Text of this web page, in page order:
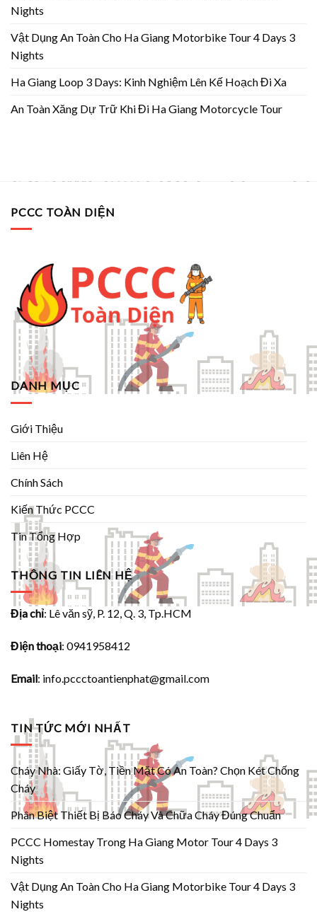
Nights
Vật Dụng An Toàn Cho Ha Giang Motorbike Tour 4 Days 3
Nights
Ha Giang Loop 3 Days: Kinh Nghiệm Lên Kế Hoạch Đi Xa
An Toàn Xăng Dự Trữ Khi Đi Ha Giang Motorcycle Tour
PCCC TOÀN DIỆN
DANH MỤC
Giới Thiệu
Liên Hệ
Chính Sách
Kiến Thức PCCC
Tin Tổng Hợp
THÔNG TIN LIÊN HỆ
Địa chỉ: Lê văn sỹ, P. 12, Q. 3, Tp.HCM
Điện thoại: 0941958412
Email: info.pccctoantienphat@gmail.com
TIN TỨC MỚI NHẤT
Cháy Nhà: Giấy Tờ, Tiền Mặt Có An Toàn? Chọn Két Chống
Cháy
Phân Biệt Thiết Bị Báo Cháy Và Chữa Cháy Đúng Chuẩn
PCCC Homestay Trong Ha Giang Motor Tour 4 Days 3
Nights
Vật Dụng An Toàn Cho Ha Giang Motorbike Tour 4 Days 3
Nights